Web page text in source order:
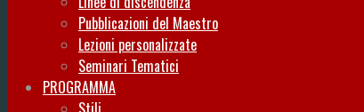
Pubblicazioni del Maestro
Lezioni personalizzate
Seminari Tematici
PROGRAMMA